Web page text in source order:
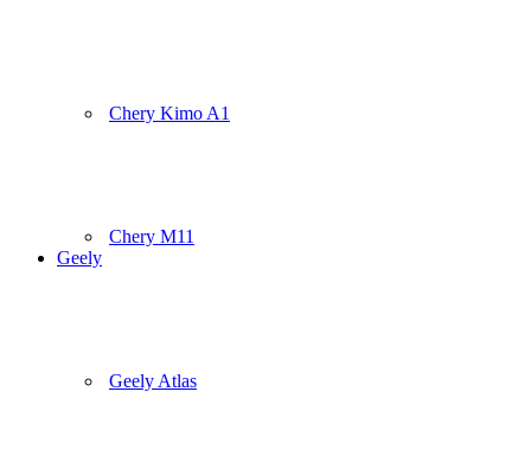
Chery Kimo A1
Chery M11
Geely
Geely Atlas